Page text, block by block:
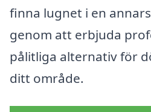
finna lugnet i en
genom att erbjuda
pålitliga alternativ för
ditt område.